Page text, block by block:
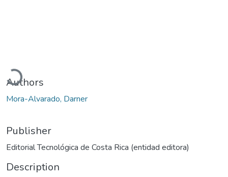
Loading...
Authors
Mora-Alvarado, Darner
Publisher
Editorial Tecnológica de Costa Rica (entidad editora)
Description